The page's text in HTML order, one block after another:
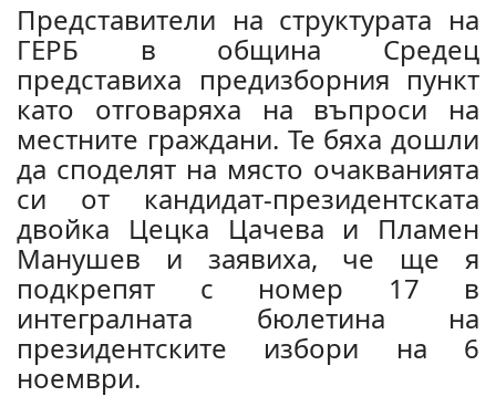
Представители на структурата на
ГЕРБ в община Средец
представиха предизборния пункт
като отговаряха на въпроси на
местните граждани. Те бяха дошли
да споделят на място очакванията
си от кандидат-президентската
двойка Цецка Цачева и Пламен
Манушев и заявиха, че ще я
подкрепят с номер 17 в
интегралната бюлетина на
президентските избори на 6
ноември.